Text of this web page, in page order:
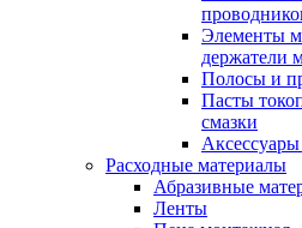
Элементы
держатели
Полосы и
Пасты
смазки
Расходные материалы
Абразивные
Ленты